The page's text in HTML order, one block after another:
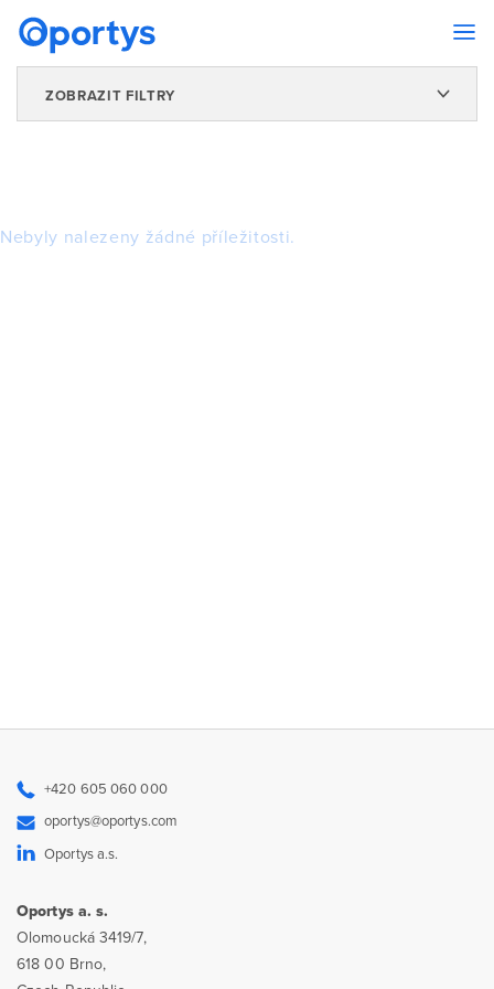
ZOBRAZIT FILTRY
Nebyly nalezeny žádné příležitosti.
+420 605 060 000
oportys@oportys.com
Oportys a.s.
Oportys a. s.
Olomoucká 3419/7,
618 00 Brno,